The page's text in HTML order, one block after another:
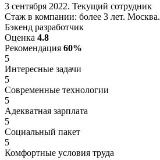
3 сентября 2022. Текущий сотрудник
Стаж в компании: более 3 лет. Москва.
Бэкенд разработчик
Оценка 4.8
Рекомендация 60%
5
Интересные задачи
5
Современные технологии
5
Адекватная зарплата
5
Социальный пакет
5
Комфортные условия труда